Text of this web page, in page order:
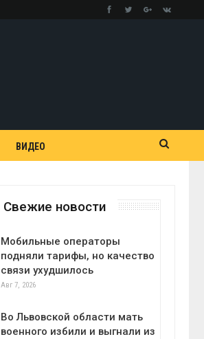
ВИДЕО
Свежие новости
Мобильные операторы
подняли тарифы, но качество
связи ухудшилось
Авг 7, 2026
Во Львовской области мать
военного избили и выгнали из